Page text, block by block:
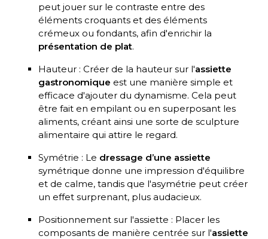
peut jouer sur le contraste entre des
éléments croquants et des éléments
crémeux ou fondants, afin d'enrichir la
présentation de plat.
Hauteur : Créer de la hauteur sur l'assiette
gastronomique est une manière simple et
efficace d'ajouter du dynamisme. Cela peut
être fait en empilant ou en superposant les
aliments, créant ainsi une sorte de sculpture
alimentaire qui attire le regard.
Symétrie : Le dressage d’une assiette
symétrique donne une impression d'équilibre
et de calme, tandis que l'asymétrie peut créer
un effet surprenant, plus audacieux.
Positionnement sur l'assiette : Placer les
composants de manière centrée sur l'assiette